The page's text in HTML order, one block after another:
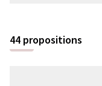
44 propositions